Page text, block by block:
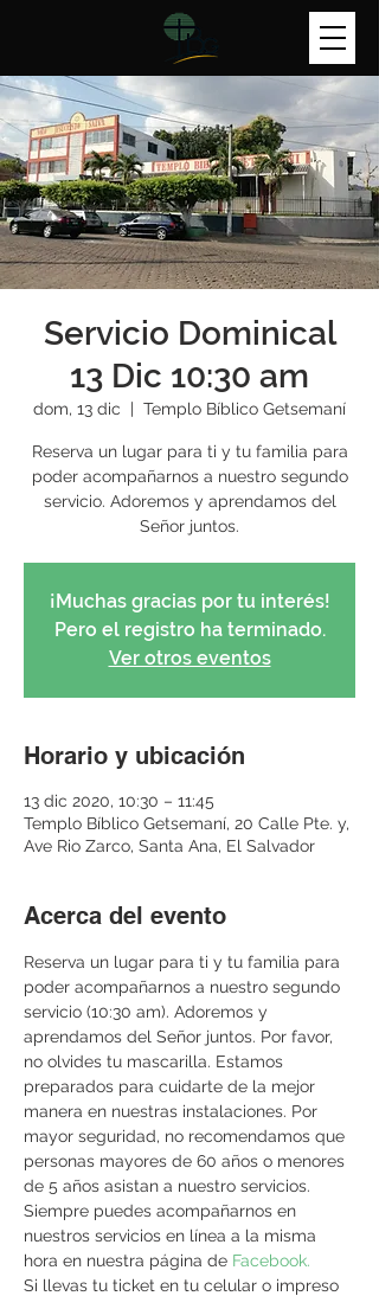
Servicio Dominical
13 Dic 10:30 am
dom, 13 dic
  |
Templo Bíblico Getsemaní
Reserva un lugar para ti y tu familia para
poder acompañarnos a nuestro segundo
servicio. Adoremos y aprendamos del
Señor juntos.
¡Muchas gracias por tu interés!
Pero el registro ha terminado.
Ver otros eventos
Horario y ubicación
13 dic 2020, 10:30 – 11:45
Templo Bíblico Getsemaní, 20 Calle Pte. y,
Ave Rio Zarco, Santa Ana, El Salvador
Acerca del evento
Reserva un lugar para ti y tu familia para
poder acompañarnos a nuestro segundo
servicio (10:30 am). Adoremos y
aprendamos del Señor juntos. Por favor,
no olvides tu mascarilla. Estamos
preparados para cuidarte de la mejor
manera en nuestras instalaciones. Por
mayor seguridad, no recomendamos que
personas mayores de 60 años o menores
de 5 años asistan a nuestro servicios.
Siempre puedes acompañarnos en
nuestros servicios en línea a la misma
hora en nuestra página de Facebook.
Si llevas tu ticket en tu celular o impreso